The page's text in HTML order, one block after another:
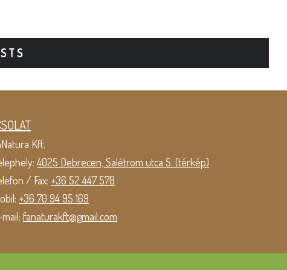
Kft.
4025 Debrecen, Salétrom utca 5. (térkép)
/ Fax: +36 52 447 578
+36 70 94 95 169
fanaturakft@gmail.com